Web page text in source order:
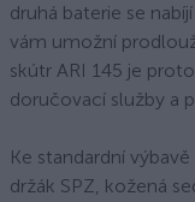
druhá baterie se
vám umožní
skútr ARI 145 je
doručovací služby a
Ke standardní
držák SPZ, kožená